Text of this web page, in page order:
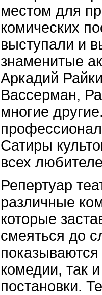
местом для
комических
выступали и
знаменитые
Аркадий
Вассерман,
многие
Сатиры
всех
Репертуар
различные
которые
смеяться до
показываются
комедии, так
постановки.